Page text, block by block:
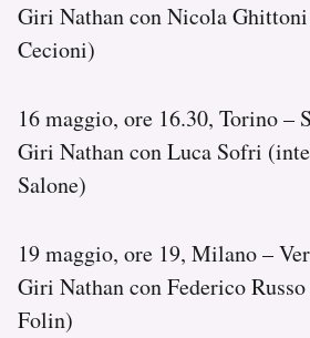
Giri Nathan con Nicola
Cecioni)
16 maggio, ore 16.30, Torino –
Giri Nathan con Luca Sofri
Salone)
19 maggio, ore 19, Milano –
Giri Nathan con Federico
Folin)